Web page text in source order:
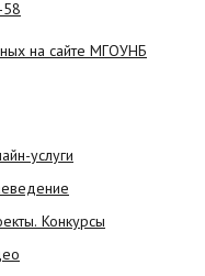
на сайте МГОУНБ
услуги
Конкурсы